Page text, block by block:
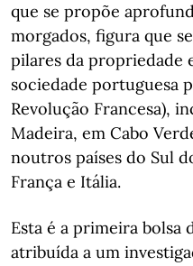
que se propõe
morgados, figura que
pilares da propriedade
sociedade portuguesa
Revolução Francesa),
Madeira, em Cabo
noutros países do Sul
França e Itália.
Esta é a primeira bolsa
atribuída a um